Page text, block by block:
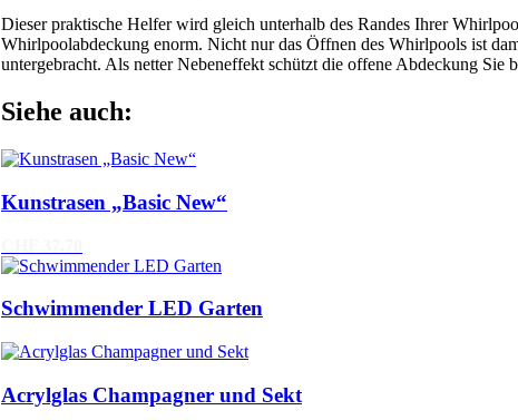
Dieser praktische Helfer wird gleich unterhalb des Randes Ihrer
Whirlpoolabdeckung enorm. Nicht nur das Öffnen des Whirlpools ist
untergebracht. Als netter Nebeneffekt schützt die offene Abdeckung
Siehe auch:
Kunstrasen „Basic New“
Schwimmender LED Garten
Acrylglas Champagner und Sekt